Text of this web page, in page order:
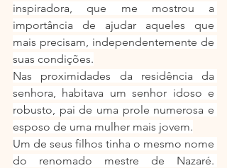
inspiradora, que me mostrou a
importância de ajudar aqueles que
mais precisam, independentemente de
suas condições.
Nas proximidades da residência da
senhora, habitava um senhor idoso e
robusto, pai de uma prole numerosa e
esposo de uma mulher mais jovem.
Um de seus filhos tinha o mesmo nome
do renomado mestre de Nazaré.